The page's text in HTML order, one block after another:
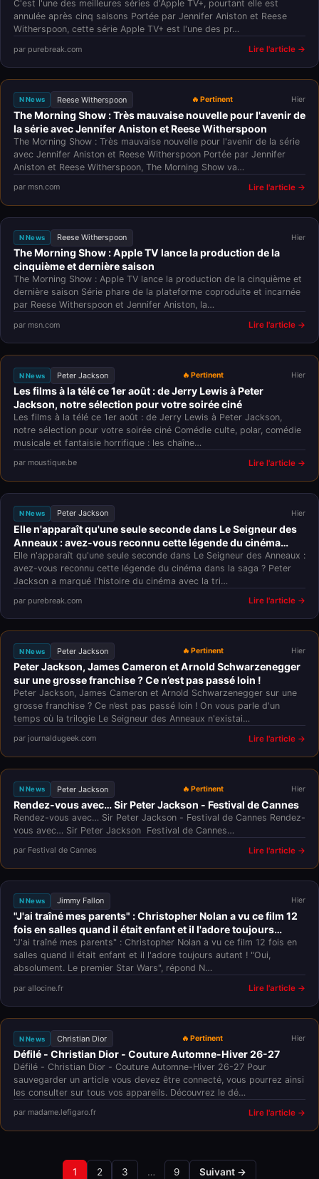
C'est l'une des meilleures séries d'Apple TV+, pourtant elle est
annulée après cinq saisons Portée par Jennifer Aniston et Reese
Witherspoon, cette série Apple TV+ est l'une des pr…
par purebreak.com Lire l'article →
N News Reese Witherspoon 🔥 Pertinent Hier
The Morning Show : Très mauvaise nouvelle pour l'avenir de
la série avec Jennifer Aniston et Reese Witherspoon
The Morning Show : Très mauvaise nouvelle pour l'avenir de la série
avec Jennifer Aniston et Reese Witherspoon Portée par Jennifer
Aniston et Reese Witherspoon, The Morning Show va…
par msn.com Lire l'article →
N News Reese Witherspoon Hier
The Morning Show : Apple TV lance la production de la
cinquième et dernière saison
The Morning Show : Apple TV lance la production de la cinquième et
dernière saison Série phare de la plateforme coproduite et incarnée
par Reese Witherspoon et Jennifer Aniston, la…
par msn.com Lire l'article →
N News Peter Jackson 🔥 Pertinent Hier
Les films à la télé ce 1er août : de Jerry Lewis à Peter
Jackson, notre sélection pour votre soirée ciné
Les films à la télé ce 1er août : de Jerry Lewis à Peter Jackson,
notre sélection pour votre soirée ciné Comédie culte, polar, comédie
musicale et fantaisie horrifique : les chaîne…
par moustique.be Lire l'article →
N News Peter Jackson Hier
Elle n'apparaît qu'une seule seconde dans Le Seigneur des
Anneaux : avez-vous reconnu cette légende du cinéma
dans la saga ?
Elle n'apparaît qu'une seule seconde dans Le Seigneur des Anneaux :
avez-vous reconnu cette légende du cinéma dans la saga ? Peter
Jackson a marqué l'histoire du cinéma avec la tri…
par purebreak.com Lire l'article →
N News Peter Jackson 🔥 Pertinent Hier
Peter Jackson, James Cameron et Arnold Schwarzenegger
sur une grosse franchise ? Ce n’est pas passé loin !
Peter Jackson, James Cameron et Arnold Schwarzenegger sur une
grosse franchise ? Ce n’est pas passé loin ! On vous parle d'un
temps où la trilogie Le Seigneur des Anneaux n'existai…
par journaldugeek.com Lire l'article →
N News Peter Jackson 🔥 Pertinent Hier
Rendez-vous avec… Sir Peter Jackson - Festival de Cannes
Rendez-vous avec… Sir Peter Jackson - Festival de Cannes Rendez-
vous avec… Sir Peter Jackson Festival de Cannes…
par Festival de Cannes Lire l'article →
N News Jimmy Fallon Hier
"J'ai traîné mes parents" : Christopher Nolan a vu ce film 12
fois en salles quand il était enfant et il l'adore toujours
autant !
"J'ai traîné mes parents" : Christopher Nolan a vu ce film 12 fois en
salles quand il était enfant et il l'adore toujours autant ! "Oui,
absolument. Le premier Star Wars", répond N…
par allocine.fr Lire l'article →
N News Christian Dior 🔥 Pertinent Hier
Défilé - Christian Dior - Couture Automne-Hiver 26-27
Défilé - Christian Dior - Couture Automne-Hiver 26-27 Pour
sauvegarder un article vous devez être connecté, vous pourrez ainsi
les consulter sur tous vos appareils. Découvrez le dé…
par madame.lefigaro.fr Lire l'article →
1 2 3 … 9 Suivant →